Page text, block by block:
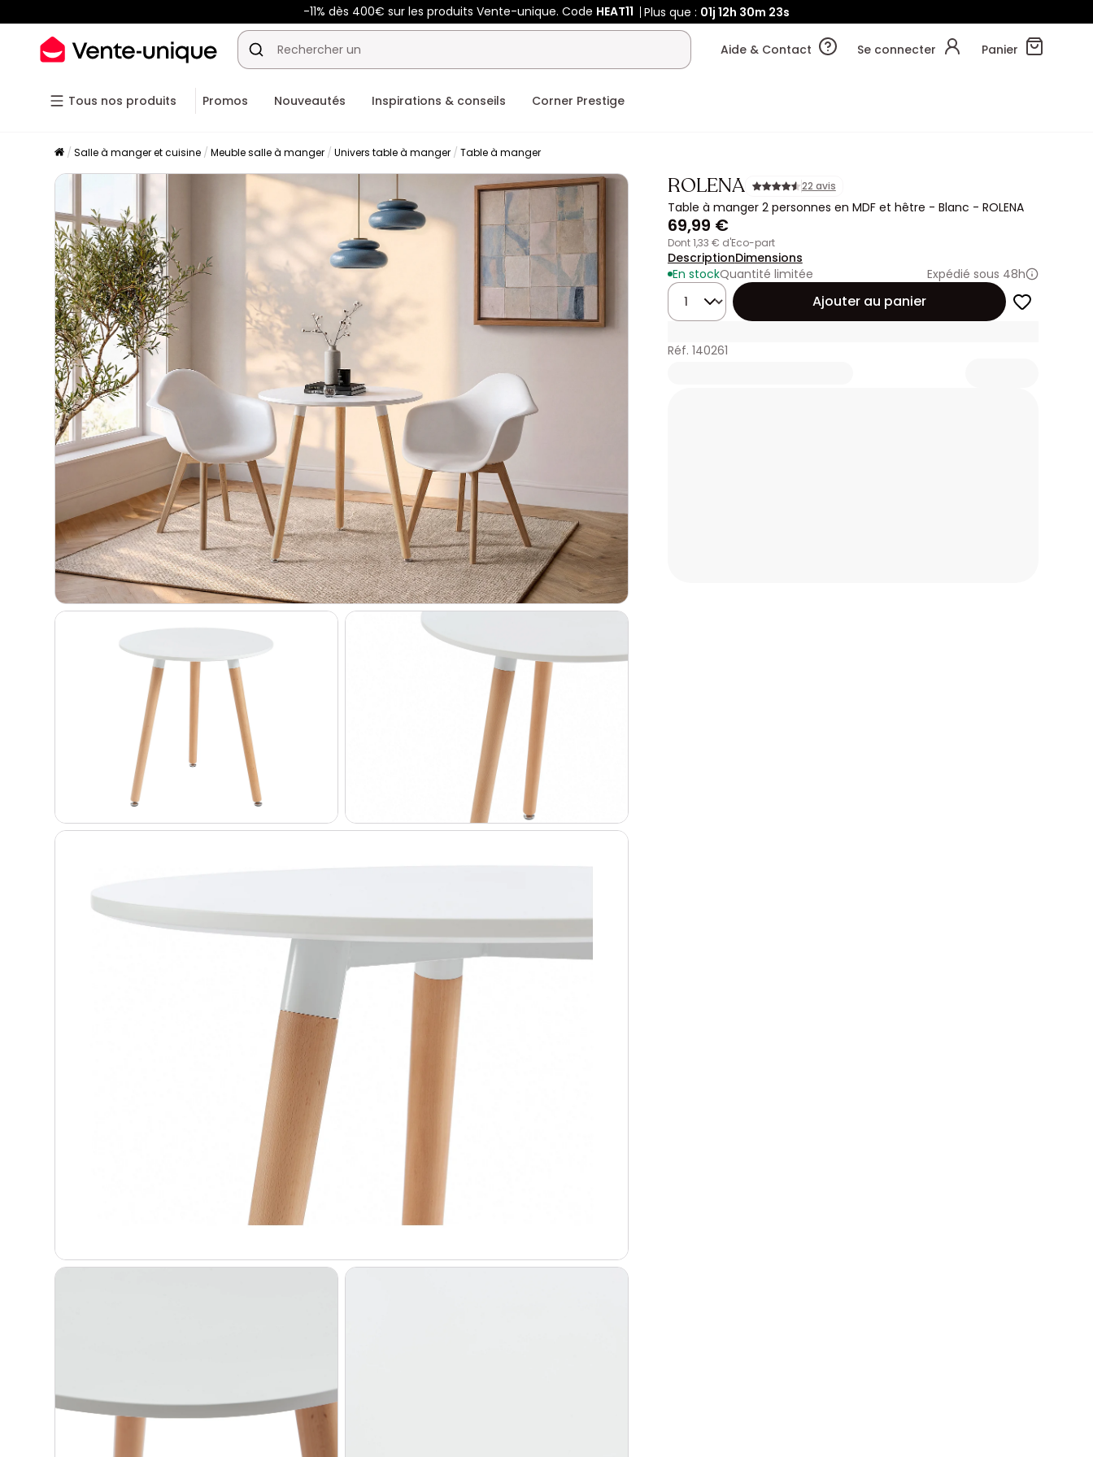
-11% dès 400€ sur les produits Vente-unique. CodeHEAT11 Plus que :01j 12h 30m 21s
Aide & Contact Se connecter Panier
Tous nos produits Promos Nouveautés Inspirations & conseils Corner Prestige
Salle à manger et cuisine Meuble salle à manger Univers table à manger Table à manger
ROLENA 22 avis
Table à manger 2 personnes en MDF et hêtre - Blanc - ROLENA
69,99 €
dont 1,33 € d'Eco-part
DescriptionDimensions
En stockQuantité limitée
Expédié sous 48h
Quantité
Ajouter au panier
Réf. 140261